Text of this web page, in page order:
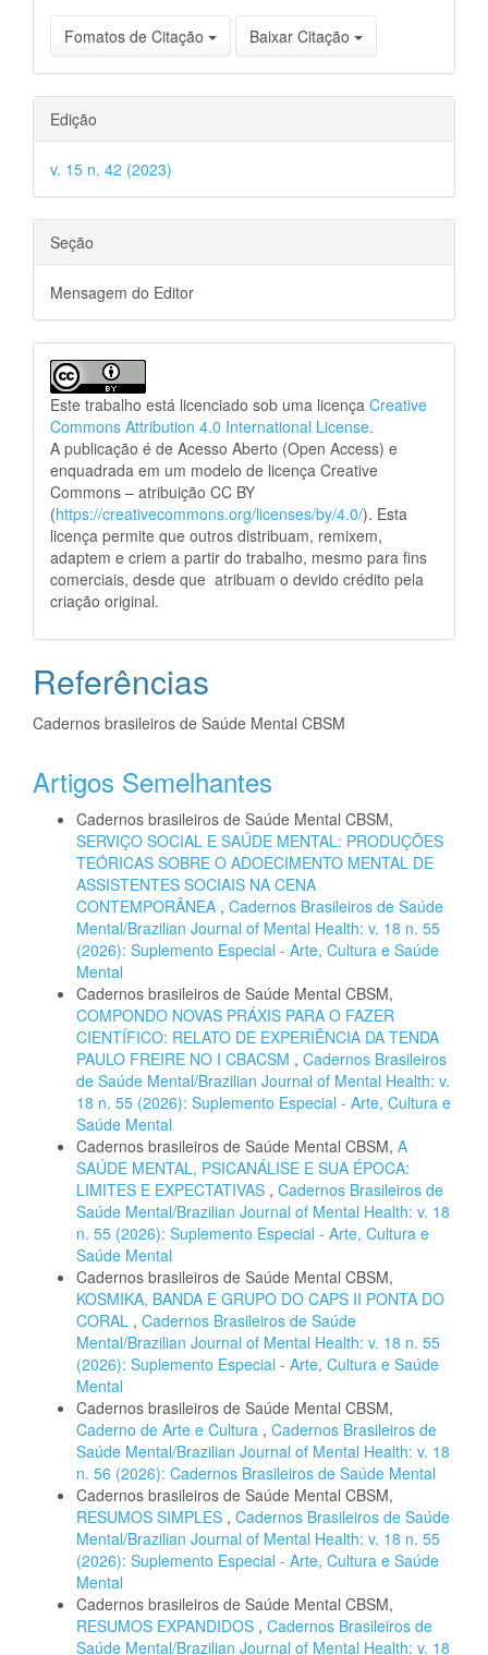
Fomatos de Citação Baixar Citação
Edição
v. 15 n. 42 (2023)
Seção
Mensagem do Editor
Este trabalho está licenciado sob uma licença Creative
Commons Attribution 4.0 International License.
A publicação é de Acesso Aberto (Open Access) e
enquadrada em um modelo de licença Creative
Commons – atribuição CC BY
(https://creativecommons.org/licenses/by/4.0/). Esta
licença permite que outros distribuam, remixem,
adaptem e criem a partir do trabalho, mesmo para fins
comerciais, desde que atribuam o devido crédito pela
criação original.
Referências
Cadernos brasileiros de Saúde Mental CBSM
Artigos Semelhantes
Cadernos brasileiros de Saúde Mental CBSM,
SERVIÇO SOCIAL E SAÚDE MENTAL: PRODUÇÕES
TEÓRICAS SOBRE O ADOECIMENTO MENTAL DE
ASSISTENTES SOCIAIS NA CENA
CONTEMPORÂNEA , Cadernos Brasileiros de Saúde
Mental/Brazilian Journal of Mental Health: v. 18 n. 55
(2026): Suplemento Especial - Arte, Cultura e Saúde
Mental
Cadernos brasileiros de Saúde Mental CBSM,
COMPONDO NOVAS PRÁXIS PARA O FAZER
CIENTÍFICO: RELATO DE EXPERIÊNCIA DA TENDA
PAULO FREIRE NO I CBACSM , Cadernos Brasileiros
de Saúde Mental/Brazilian Journal of Mental Health: v.
18 n. 55 (2026): Suplemento Especial - Arte, Cultura e
Saúde Mental
Cadernos brasileiros de Saúde Mental CBSM, A
SAÚDE MENTAL, PSICANÁLISE E SUA ÉPOCA:
LIMITES E EXPECTATIVAS , Cadernos Brasileiros de
Saúde Mental/Brazilian Journal of Mental Health: v. 18
n. 55 (2026): Suplemento Especial - Arte, Cultura e
Saúde Mental
Cadernos brasileiros de Saúde Mental CBSM,
KOSMIKA, BANDA E GRUPO DO CAPS II PONTA DO
CORAL , Cadernos Brasileiros de Saúde
Mental/Brazilian Journal of Mental Health: v. 18 n. 55
(2026): Suplemento Especial - Arte, Cultura e Saúde
Mental
Cadernos brasileiros de Saúde Mental CBSM,
Caderno de Arte e Cultura , Cadernos Brasileiros de
Saúde Mental/Brazilian Journal of Mental Health: v. 18
n. 56 (2026): Cadernos Brasileiros de Saúde Mental
Cadernos brasileiros de Saúde Mental CBSM,
RESUMOS SIMPLES , Cadernos Brasileiros de Saúde
Mental/Brazilian Journal of Mental Health: v. 18 n. 55
(2026): Suplemento Especial - Arte, Cultura e Saúde
Mental
Cadernos brasileiros de Saúde Mental CBSM,
RESUMOS EXPANDIDOS , Cadernos Brasileiros de
Saúde Mental/Brazilian Journal of Mental Health: v. 18